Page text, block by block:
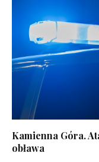
Kamienna Góra.
obława